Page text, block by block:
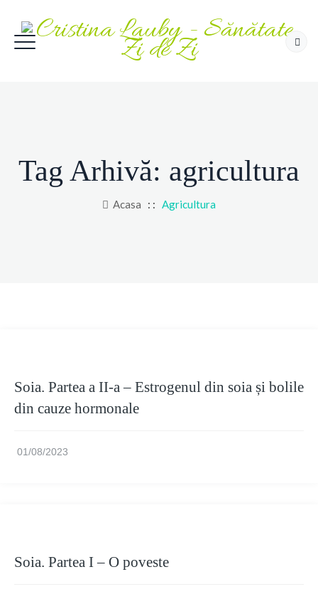
Tag Arhivă: agricultura
Acasa : : Agricultura
Soia. Partea a II-a – Estrogenul din soia și bolile
din cauze hormonale
01/08/2023
Soia. Partea I – O poveste